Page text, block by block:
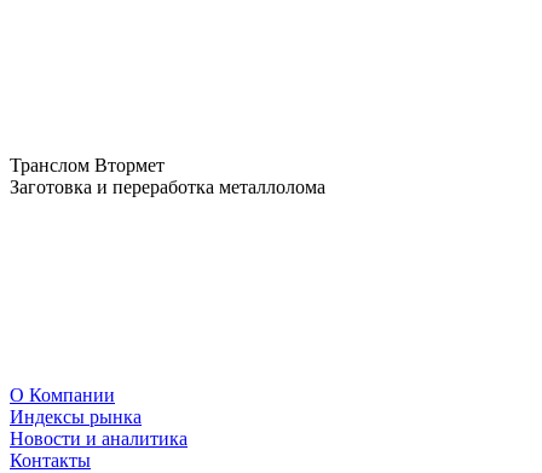
Транслом Втормет
Заготовка и переработка металлолома
О Компании
Индексы рынка
Новости и аналитика
Контакты